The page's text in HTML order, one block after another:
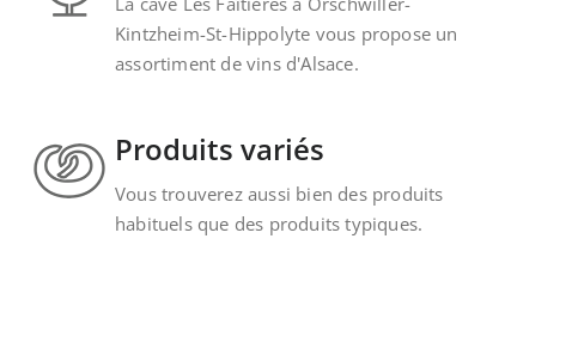
Kintzheim-St-Hippolyte vous propose un
assortiment de vins d'Alsace.
Produits variés
Vous trouverez aussi bien des produits
habituels que des produits typiques.